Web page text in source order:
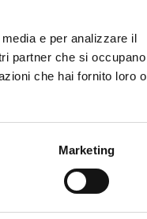
e per analizzare il
partner che si occupano
che hai fornito loro o
Marketing